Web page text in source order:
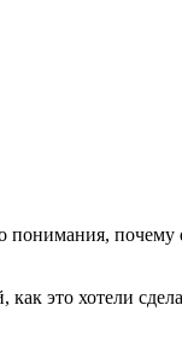
понимания, почему
это хотели